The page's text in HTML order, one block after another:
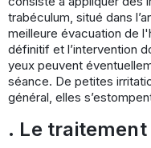
trabéculum, situé dans
meilleure évacuation de
définitif et l’intervention
yeux peuvent
séance. De petites
général, elles
. Le